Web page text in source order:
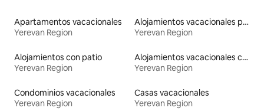
Apartamentos vacacionales
Yerevan Region
Alojamientos vacacionales para familias
Yerevan Region
Alojamientos con patio
Yerevan Region
Alojamientos vacacionales con piscina
Yerevan Region
Condominios vacacionales
Yerevan Region
Casas vacacionales
Yerevan Region